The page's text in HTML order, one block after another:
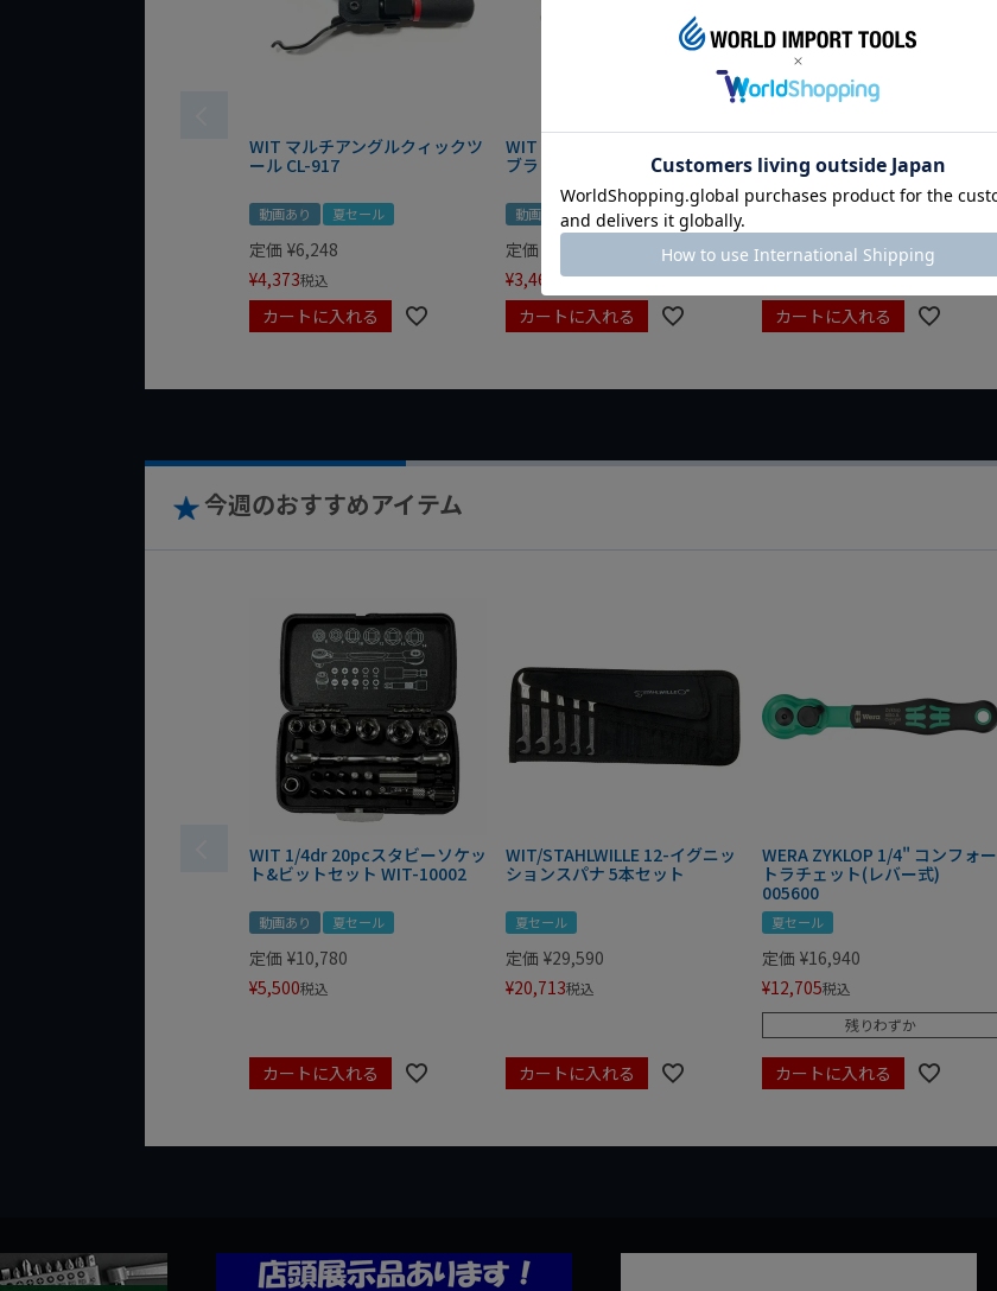
WIT マルチアングルクィックツ
ール CL-917
動画あり 夏セール
定価 ¥6,248
¥4,373税込
カートに入れる
WIT マグネットツールマット
ブラック
動画あり 夏セール
定価
¥3,465 税込
カートに入れる
セット 8721-250 KNIPEX
定価 ¥9,350
¥6,545税込
カートに入れる
今週のおすすめアイテム
WIT 1/4dr 20pcスタビーソケッ
ト&ビットセット WIT-10002
動画あり 夏セール
定価 ¥10,780
¥5,500税込
カートに入れる
WIT/STAHLWILLE 12-イグニッ
ションスパナ 5本セット
夏セール
定価 ¥29,590
¥20,713税込
カートに入れる
WERA ZYKLOP 1/4" コンフォー
トラチェット(レバー式)
005600
夏セール
定価 ¥16,940
¥12,705税込
残りわずか
カートに入れる